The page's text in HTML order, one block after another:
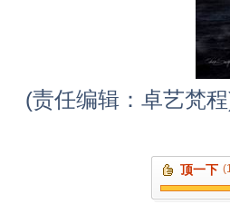
(责任编辑：卓艺梵
顶一下